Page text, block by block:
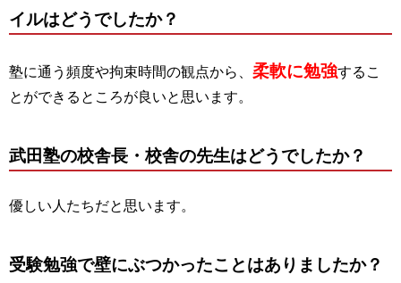
イルはどうでしたか？
塾に通う頻度や拘束時間の観点から、 柔軟に勉強するこ
とができるところが良いと思います。
武田塾の校舎長・校舎の先生はどうでしたか？
優しい人たちだと思います。
受験勉強で壁にぶつかったことはありましたか？